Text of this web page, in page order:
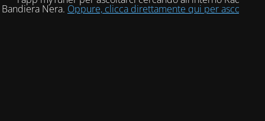
Bandiera Nera. Oppure, clicca direttamente qui per ascoltarci!